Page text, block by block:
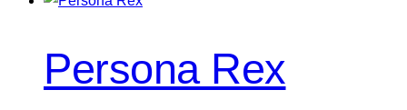
Persona Rex